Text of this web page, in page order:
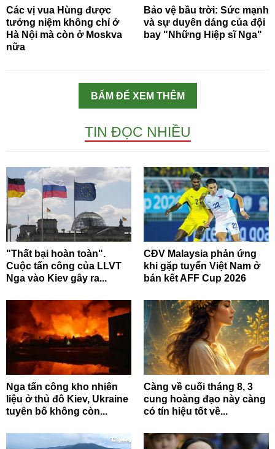
Các vị vua Hùng được
tưởng niệm không chỉ ở
Hà Nội mà còn ở Moskva
nữa
Bảo vệ bầu trời: Sức mạnh
và sự duyên dáng của đội
bay "Những Hiệp sĩ Nga"
BẤM ĐỂ XEM THÊM
TIN ĐỌC NHIỀU
"Thất bại hoàn toàn".
Cuộc tấn công của LLVT
Nga vào Kiev gây ra...
CĐV Malaysia phản ứng
khi gặp tuyển Việt Nam ở
bán kết AFF Cup 2026
Nga tấn công kho nhiên
liệu ở thủ đô Kiev, Ukraine
tuyên bố không còn...
Càng về cuối tháng 8, 3
cung hoàng đạo này càng
có tín hiệu tốt về...